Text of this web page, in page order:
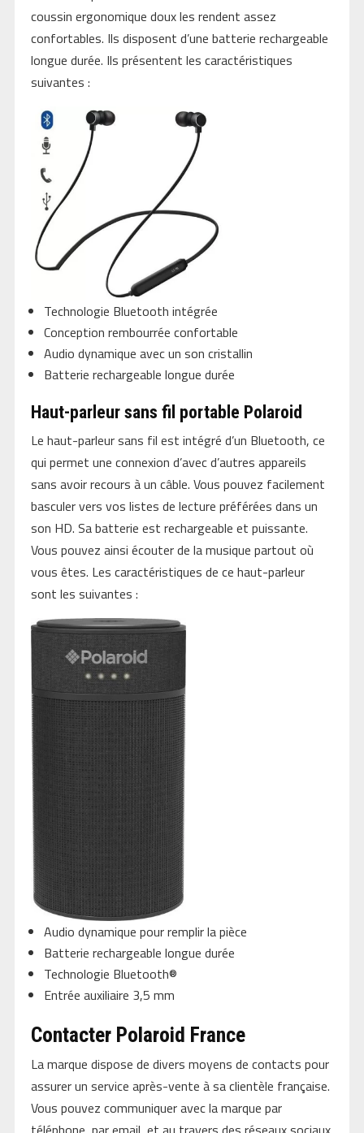
coussin ergonomique doux les rendent assez
confortables. Ils disposent d’une batterie rechargeable
longue durée. Ils présentent les caractéristiques
suivantes :
Technologie Bluetooth intégrée
Conception rembourrée confortable
Audio dynamique avec un son cristallin
Batterie rechargeable longue durée
Haut-parleur sans fil portable Polaroid
Le haut-parleur sans fil est intégré d’un Bluetooth, ce
qui permet une connexion d’avec d’autres appareils
sans avoir recours à un câble. Vous pouvez facilement
basculer vers vos listes de lecture préférées dans un
son HD. Sa batterie est rechargeable et puissante.
Vous pouvez ainsi écouter de la musique partout où
vous êtes. Les caractéristiques de ce haut-parleur
sont les suivantes :
Audio dynamique pour remplir la pièce
Batterie rechargeable longue durée
Technologie Bluetooth®
Entrée auxiliaire 3,5 mm
Contacter Polaroid France
La marque dispose de divers moyens de contacts pour
assurer un service après-vente à sa clientèle française.
Vous pouvez communiquer avec la marque par